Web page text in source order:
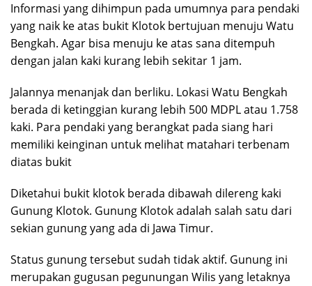
Informasi yang dihimpun pada umumnya para pendaki
yang naik ke atas bukit Klotok bertujuan menuju Watu
Bengkah. Agar bisa menuju ke atas sana ditempuh
dengan jalan kaki kurang lebih sekitar 1 jam.
Jalannya menanjak dan berliku. Lokasi Watu Bengkah
berada di ketinggian kurang lebih 500 MDPL atau 1.758
kaki. Para pendaki yang berangkat pada siang hari
memiliki keinginan untuk melihat matahari terbenam
diatas bukit
Diketahui bukit klotok berada dibawah dilereng kaki
Gunung Klotok. Gunung Klotok adalah salah satu dari
sekian gunung yang ada di Jawa Timur.
Status gunung tersebut sudah tidak aktif. Gunung ini
merupakan gugusan pegunungan Wilis yang letaknya